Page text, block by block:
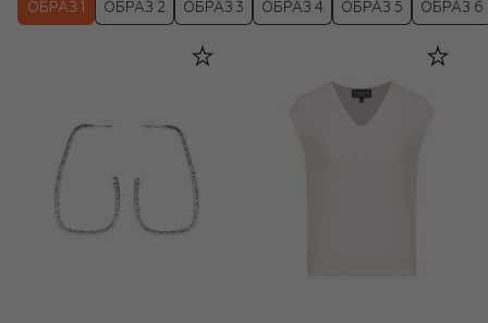
ОБРАЗ 1 ОБРАЗ 2 ОБРАЗ 3 ОБРАЗ 4 ОБРАЗ 5 ОБРАЗ 6